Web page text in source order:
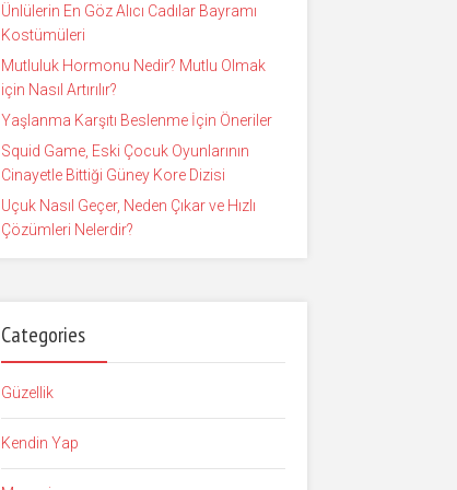
Ünlülerin En Göz Alıcı Cadılar Bayramı
Kostümüleri
Mutluluk Hormonu Nedir? Mutlu Olmak
için Nasıl Artırılır?
Yaşlanma Karşıtı Beslenme İçin Öneriler
Squid Game, Eski Çocuk Oyunlarının
Cinayetle Bittiği Güney Kore Dizisi
Uçuk Nasıl Geçer, Neden Çıkar ve Hızlı
Çözümleri Nelerdir?
Categories
Güzellik
Kendin Yap